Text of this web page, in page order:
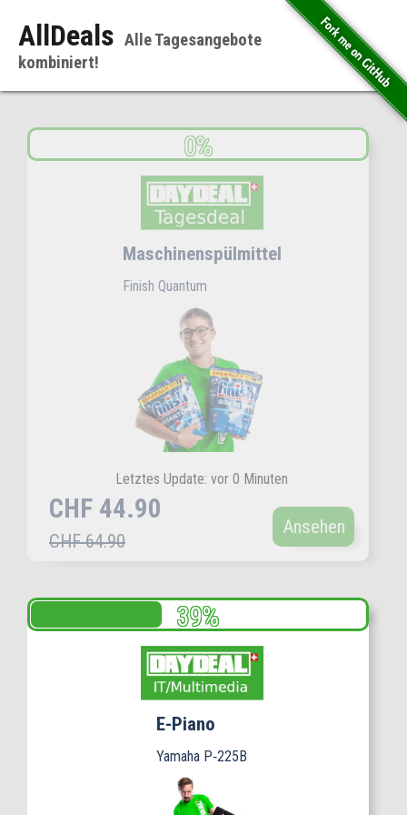
AllDeals Alle Tagesangebote
kombiniert!
Maschinenspülmittel
Finish Quantum
Letztes Update: vor 0 Minuten
CHF 44.90
CHF 64.90
Ansehen
E-Piano
Yamaha P‑225B